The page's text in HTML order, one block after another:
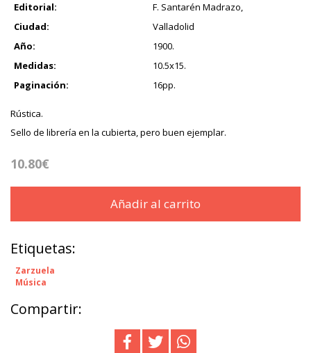
Editorial:
F. Santarén Madrazo,
Ciudad:
Valladolid
Año:
1900.
Medidas:
10.5x15.
Paginación:
16pp.
Rústica.
Sello de librería en la cubierta, pero buen ejemplar.
10.80€
Añadir al carrito
Etiquetas:
Zarzuela
Música
Compartir: